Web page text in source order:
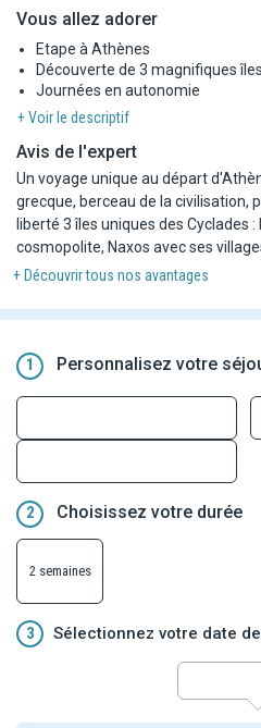
Vous allez adorer
Etape à Athènes
Découverte de 3 magnifiques
Journées en autonomie
+ Voir le descriptif
Avis de l'expert
Un voyage unique au départ
grecque, berceau de la civilisation,
liberté 3 îles uniques des Cyclades
cosmopolite, Naxos avec ses
plages de sable fin et Santorin avec
Athènes.
En cas d'arrivée à Athènes après
Mykonos, 4 nuits à Naxos, 4 nuits à
+ Découvrir tous nos avantages
1 Personnalisez votre
2 Choisissez votre durée
2 semaines
3 Sélectionnez votre date